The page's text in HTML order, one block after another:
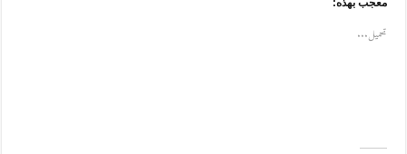
تحميل...